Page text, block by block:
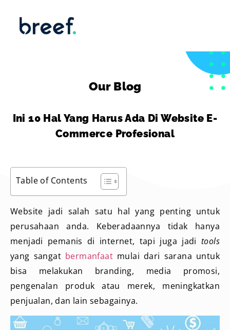
Our Blog
Ini 10 Hal Yang Harus Ada Di Website E-
Commerce Profesional
Table of Contents
Website jadi salah satu hal yang penting untuk
perusahaan anda. Keberadaannya tidak hanya
menjadi pemanis di internet, tapi juga jadi tools
yang sangat bermanfaat mulai dari sarana untuk
bisa melakukan branding, media promosi,
pengenalan produk atau merek, meningkatkan
penjualan, dan lain sebagainya.